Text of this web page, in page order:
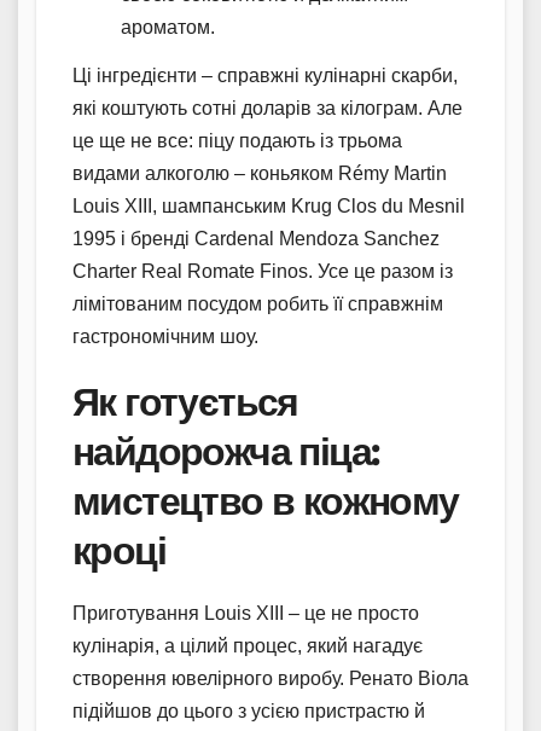
ароматом.
Ці інгредієнти – справжні кулінарні скарби,
які коштують сотні доларів за кілограм. Але
це ще не все: піцу подають із трьома
видами алкоголю – коньяком Rémy Martin
Louis XIII, шампанським Krug Clos du Mesnil
1995 і бренді Cardenal Mendoza Sanchez
Charter Real Romate Finos. Усе це разом із
лімітованим посудом робить її справжнім
гастрономічним шоу.
Як готується
найдорожча піца:
мистецтво в кожному
кроці
Приготування Louis XIII – це не просто
кулінарія, а цілий процес, який нагадує
створення ювелірного виробу. Ренато Віола
підійшов до цього з усією пристрастю й